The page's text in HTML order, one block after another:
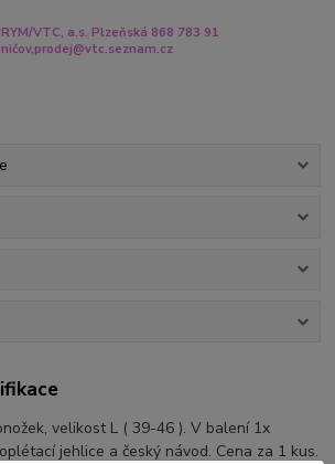
VTC, a.s. Plzeňská 868 783 91
velikost L ( 39-46 ). V balení 1x
jehlice a český návod. Cena za 1 kus.